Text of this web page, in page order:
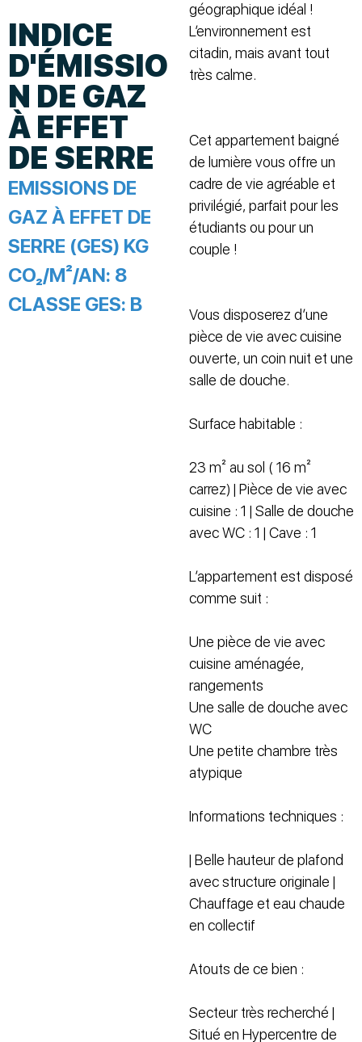
INDICE
D'ÉMISSIO
N DE GAZ
À EFFET
DE SERRE
EMISSIONS DE
GAZ À EFFET DE
SERRE (GES) KG
CO₂/M²/AN: 8
CLASSE GES: B
géographique idéal !
L’environnement est
citadin, mais avant tout
très calme.
Cet appartement baigné
de lumière vous offre un
cadre de vie agréable et
privilégié, parfait pour les
étudiants ou pour un
couple !
Vous disposerez d’une
pièce de vie avec cuisine
ouverte, un coin nuit et une
salle de douche.
Surface habitable :
23 m² au sol ( 16 m²
carrez) | Pièce de vie avec
cuisine : 1 | Salle de douche
avec WC : 1 | Cave : 1
L’appartement est disposé
comme suit :
Une pièce de vie avec
cuisine aménagée,
rangements
Une salle de douche avec
WC
Une petite chambre très
atypique
Informations techniques :
| Belle hauteur de plafond
avec structure originale |
Chauffage et eau chaude
en collectif
Atouts de ce bien :
Secteur très recherché |
Situé en Hypercentre de